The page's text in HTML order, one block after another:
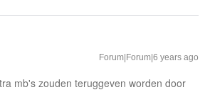
Forum|Forum|6 years ago
mb's zouden teruggeven worden door